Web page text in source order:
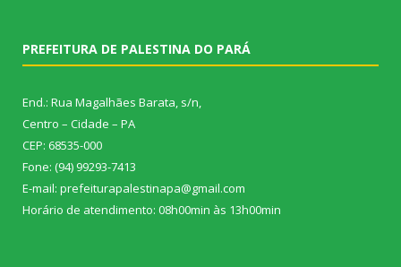
PREFEITURA DE PALESTINA DO PARÁ
End.: Rua Magalhães Barata, s/n,
Centro – Cidade – PA
CEP: 68535-000
Fone: (94) 99293-7413
E-mail: prefeiturapalestinapa@gmail.com
Horário de atendimento: 08h00min às 13h00min